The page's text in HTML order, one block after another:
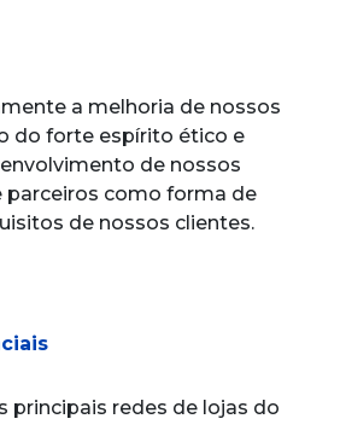
a melhoria de nossos
do forte espírito ético e
de nossos
parceiros como forma de
de nossos clientes.
principais redes de lojas do